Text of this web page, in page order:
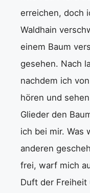
erreichen, doch
Waldhain
einem Baum
gesehen. Nach
nachdem ich
hören und
Glieder den
ich bei mir. Was
anderen
frei, warf mich
Duft der Freiheit